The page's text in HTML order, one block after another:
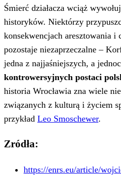
Śmierć działacza wciąż
historyków. Niektórzy
konsekwencjach aresztowania i
pozostaje niezaprzeczalne –
jedna z najjaśniejszych, a
kontrowersyjnych postaci
historia Wrocławia zna wiele
związanych z kulturą i życiem
przykład Leo Smoschewer.
Zródła:
https://enrs.eu/article/